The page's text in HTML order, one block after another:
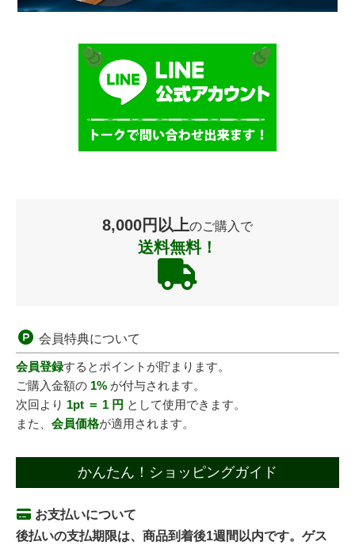
8,000円以上のご購入で
送料無料！
会員特典について
会員登録するとポイントが貯まります。
ご購入金額の 1% が付与されます。
次回より 1pt ＝ 1 円 として使用できます。
また、 会員価格が適用されます。
かんたん！ショッピングガイド
お支払いについて
後払いの支払期限は、商品到着後1週間以内です。ゲス